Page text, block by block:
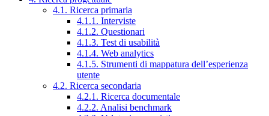
4.1. Ricerca primaria
4.1.1. Interviste
4.1.2. Questionari
4.1.3. Test di usabilità
4.1.4. Web analytics
4.1.5. Strumenti di mappatura dell’esperienza
utente
4.2. Ricerca secondaria
4.2.1. Ricerca documentale
4.2.2. Analisi benchmark